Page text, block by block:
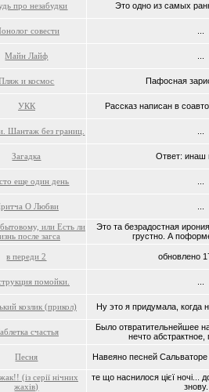
про незабудки Это одно из самых
совести
Майн Лайф
и космос Пафосная
УКК Рассказ написан в
Шантаж без границ.
Загадка Ответ:
еще один день
О Любви
или Есть ли
после загса
Это та безрадостная
грустно. А
в переди 2 обновлено
помойки.
козлик (прикол) Ну это я придумала, когда
счастья
Было отвратительнейшее
нечто
Песня Навеяно песней
(із серії нічних
жахів)
те що наснилося цієї ночі...